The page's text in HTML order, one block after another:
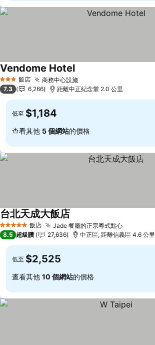
3 星級 飯店 商務中心設施查看價格
Vendome Hotel查看價格
7.3 6,266 距離中正紀念堂 2.0 公里
低至 $1,184
查看其他 5 個網站的價格
5 星級 飯店 Jade 餐廳的正宗粵式點心查看價格
台北天成大飯店
8.5 超級讚 27,636 中正區, 距離信義區 4.6 公里
低至 $2,525
查看其他 10 個網站的價格